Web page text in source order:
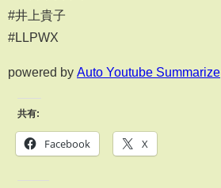
#井上貴子
#LLPWX
powered by Auto Youtube Summarize
共有:
Facebook X